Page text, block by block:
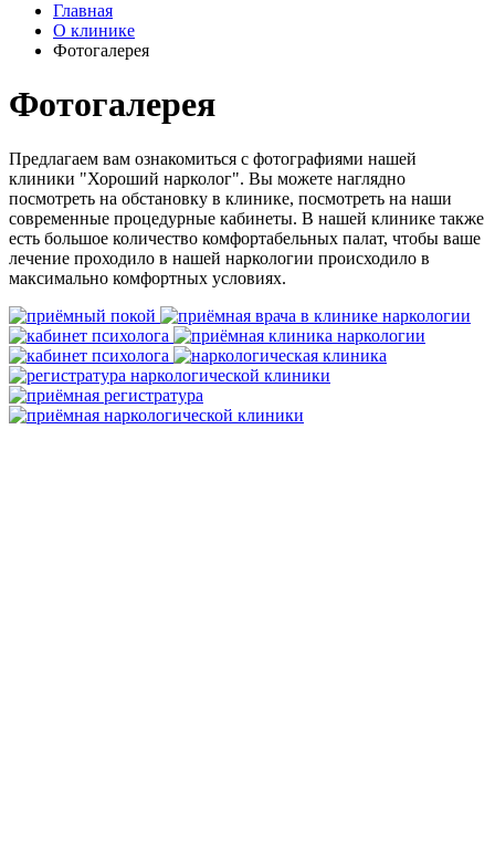
Главная
О клинике
Фотогалерея
Фотогалерея
Предлагаем вам ознакомиться с фотографиями нашей
клиники "Хороший нарколог". Вы можете наглядно
посмотреть на обстановку в клинике, посмотреть на наши
современные процедурные кабинеты. В нашей клинике также
есть большое количество комфортабельных палат, чтобы ваше
лечение проходило в нашей наркологии происходило в
максимально комфортных условиях.